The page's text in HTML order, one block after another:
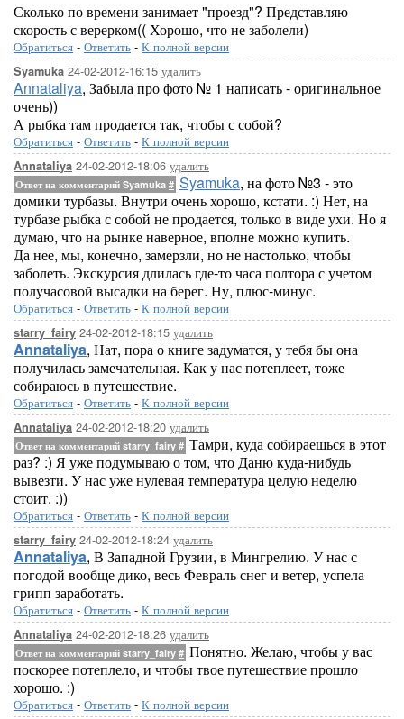
Сколько по времени занимает "проезд"? Представляю
скорость с верерком(( Хорошо, что не заболели)
Обратиться - Ответить - К полной версии
Syamuka 24-02-2012-16:15 удалить
Annataliya, Забыла про фото № 1 написать - оригинальное
очень))
А рыбка там продается так, чтобы с собой?
Обратиться - Ответить - К полной версии
Annataliya 24-02-2012-18:06 удалить
Ответ на комментарий Syamuka # Syamuka, на фото №3 - это
домики турбазы. Внутри очень хорошо, кстати. :) Нет, на
турбазе рыбка с собой не продается, только в виде ухи. Но я
думаю, что на рынке наверное, вполне можно купить.
Да нее, мы, конечно, замерзли, но не настолько, чтобы
заболеть. Экскурсия длилась где-то часа полтора с учетом
получасовой высадки на берег. Ну, плюс-минус.
Обратиться - Ответить - К полной версии
starry_fairy 24-02-2012-18:15 удалить
Annataliya, Нат, пора о книге задуматся, у тебя бы она
получилась замечательная. Как у нас потеплеет, тоже
собираюсь в путешествие.
Обратиться - Ответить - К полной версии
Annataliya 24-02-2012-18:20 удалить
Ответ на комментарий starry_fairy # Тамри, куда собираешься в этот
раз? :) Я уже подумываю о том, что Даню куда-нибудь
вывезти. У нас уже нулевая температура целую неделю
стоит. :))
Обратиться - Ответить - К полной версии
starry_fairy 24-02-2012-18:24 удалить
Annataliya, В Западной Грузии, в Мингрелию. У нас с
погодой вообще дико, весь Февраль снег и ветер, успела
грипп заработать.
Обратиться - Ответить - К полной версии
Annataliya 24-02-2012-18:26 удалить
Ответ на комментарий starry_fairy # Понятно. Желаю, чтобы у вас
поскорее потеплело, и чтобы твое путешествие прошло
хорошо. :)
Обратиться - Ответить - К полной версии